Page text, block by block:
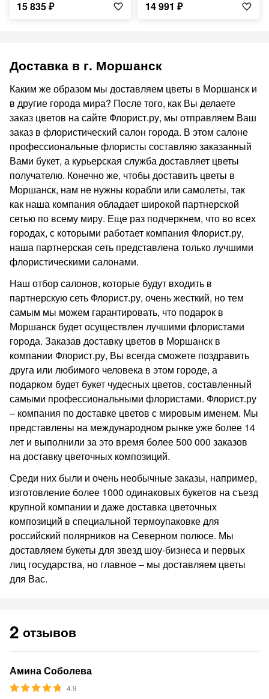
15 835₽ 14 991 ₽
Доставка в г. Моршанск
Каким же образом мы доставляем цветы в Моршанск и
в другие города мира? После того, как Вы делаете
заказ цветов на сайте Флорист.ру, мы отправляем Ваш
заказ в флористический салон города. В этом салоне
профессиональные флористы составляю заказанный
Вами букет, а курьерская служба доставляет цветы
получателю. Конечно же, чтобы доставить цветы в
Моршанск, нам не нужны корабли или самолеты, так
как наша компания обладает широкой партнерской
сетью по всему миру. Еще раз подчеркнем, что во всех
городах, с которыми работает компания Флорист.ру,
наша партнерская сеть представлена только лучшими
флористическими салонами.
Наш отбор салонов, которые будут входить в
партнерскую сеть Флорист.ру, очень жесткий, но тем
самым мы можем гарантировать, что подарок в
Моршанск будет осуществлен лучшими флористами
города. Заказав доставку цветов в Моршанск в
компании Флорист.ру, Вы всегда сможете поздравить
друга или любимого человека в этом городе, а
подарком будет букет чудесных цветов, составленный
самыми профессиональными флористами. Флорист.ру
– компания по доставке цветов с мировым именем. Мы
представлены на международном рынке уже более 14
лет и выполнили за это время более 500 000 заказов
на доставку цветочных композиций.
Среди них были и очень необычные заказы, например,
изготовление более 1000 одинаковых букетов на съезд
крупной компании и даже доставка цветочных
композиций в специальной термоупаковке для
российский полярников на Северном полюсе. Мы
доставляем букеты для звезд шоу-бизнеса и первых
лиц государства, но главное – мы доставляем цветы
для Вас.
2 отзывов
Амина Соболева
4.9